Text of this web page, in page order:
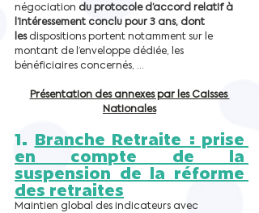
négociation du protocole d’accord relatif à
l’intéressement conclu pour 3 ans, dont
les dispositions portent notamment sur le
montant de l’enveloppe dédiée, les
bénéficiaires concernés, …
Présentation des annexes par les Caisses
Nationales
1. Branche Retraite : prise
en compte de la
suspension de la réforme
des retraites
Maintien global des indicateurs avec